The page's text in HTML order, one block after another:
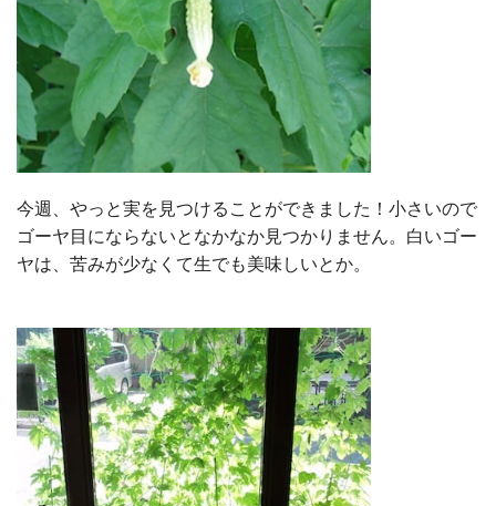
今週、やっと実を見つけることができました！小さいので
ゴーヤ目にならないとなかなか見つかりません。白いゴー
ヤは、苦みが少なくて生でも美味しいとか。